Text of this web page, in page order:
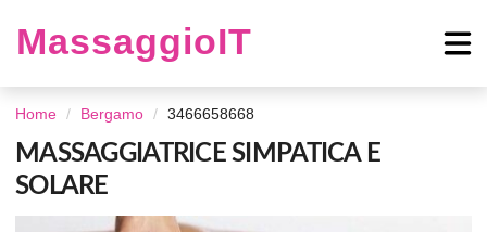
MassaggioIT
Home Bergamo 3466658668
MASSAGGIATRICE SIMPATICA E
SOLARE